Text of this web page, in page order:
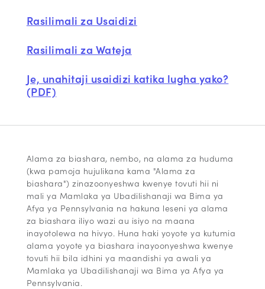
Rasilimali za Usaidizi
Rasilimali za Wateja
Je, unahitaji usaidizi katika lugha yako?
(PDF)
Alama za biashara, nembo, na alama za huduma
(kwa pamoja hujulikana kama "Alama za
biashara") zinazoonyeshwa kwenye tovuti hii ni
mali ya Mamlaka ya Ubadilishanaji wa Bima ya
Afya ya Pennsylvania na hakuna leseni ya alama
za biashara iliyo wazi au isiyo na maana
inayotolewa na hivyo. Huna haki yoyote ya kutumia
alama yoyote ya biashara inayoonyeshwa kwenye
tovuti hii bila idhini ya maandishi ya awali ya
Mamlaka ya Ubadilishanaji wa Bima ya Afya ya
Pennsylvania.